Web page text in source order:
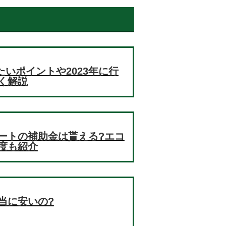
いポイントや2023年に行
解説
トの補助金は貰える?エコ
も紹介
に安いの?